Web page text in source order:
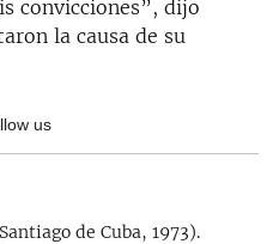
convicciones”, dijo
la causa de su
us
de Cuba, 1973).